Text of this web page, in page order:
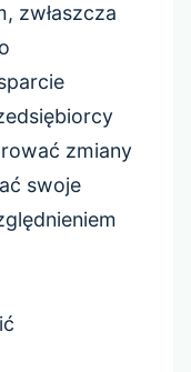
zwłaszcza
zmiany
swoje